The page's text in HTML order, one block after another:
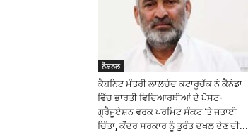
ਨੈਸ਼ਨਲ
ਕੈਬਨਿਟ ਮੰਤਰੀ ਲਾਲਚੰਦ ਕਟਾਰੂਚੱਕ ਨੇ ਕੈਨੇਡਾ
ਵਿੱਚ ਭਾਰਤੀ ਵਿਦਿਆਰਥੀਆਂ ਦੇ ਪੋਸਟ-
ਗ੍ਰੈਜੂਏਸ਼ਨ ਵਰਕ ਪਰਮਿਟ ਸੰਕਟ ‘ਤੇ ਜਤਾਈ
ਚਿੰਤਾ, ਕੇਂਦਰ ਸਰਕਾਰ ਨੂੰ ਤੁਰੰਤ ਦਖਲ ਦੇਣ ਦੀ...